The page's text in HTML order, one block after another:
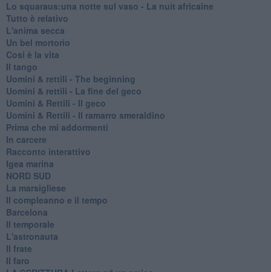
Lo squaraus:una notte sul vaso - La nuit africaine
Tutto è relativo
L'anima secca
Un bel mortorio
Cosi è la vita
Il tango
​Uomini & rettili - The beginning
​Uomini & rettili - La fine del geco
Uomini & Rettili - Il geco
Uomini & Rettili - Il ramarro smeraldino
Prima che mi addormenti
In carcere
Racconto interattivo
Igea marina
​NORD SUD
La marsigliese
Il compleanno e il tempo
Barcelona
Il temporale
L'astronauta
Il frate
Il faro